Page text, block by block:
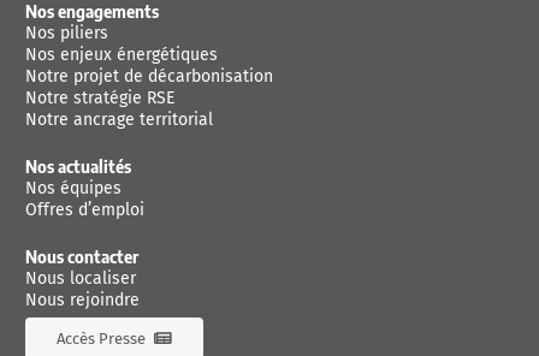
Nos engagements
Nos piliers
Nos enjeux énergétiques
Notre projet de décarbonisation
Notre stratégie RSE
Notre ancrage territorial
Nos actualités
Nos équipes
Offres d’emploi
Nous contacter
Nous localiser
Nous rejoindre
Accès Presse